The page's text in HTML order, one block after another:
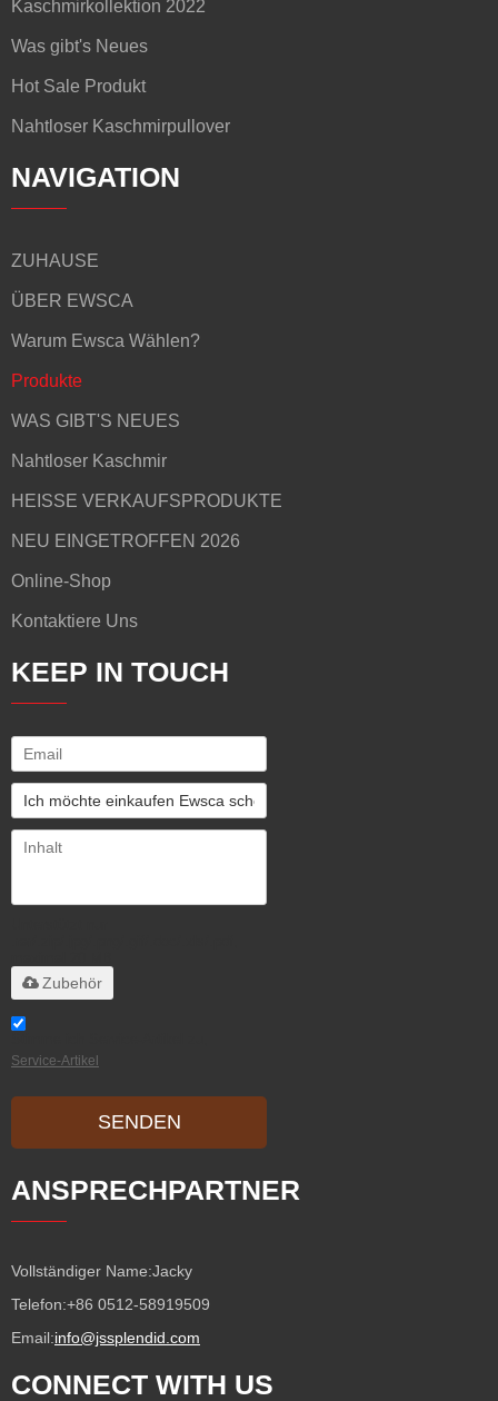
Kaschmirkollektion 2022
Was gibt's Neues
Hot Sale Produkt
Nahtloser Kaschmirpullover
NAVIGATION
ZUHAUSE
ÜBER EWSCA
Warum Ewsca Wählen?
Produkte
WAS GIBT'S NEUES
Nahtloser Kaschmir
HEISSE VERKAUFSPRODUKTE
NEU EINGETROFFEN 2026
Online-Shop
Kontaktiere Uns
KEEP IN TOUCH
Zubehör
Service-Artikel
SENDEN
ANSPRECHPARTNER
Vollständiger Name:Jacky
Telefon:+86 0512-58919509
Email:info@jssplendid.com
CONNECT WITH US